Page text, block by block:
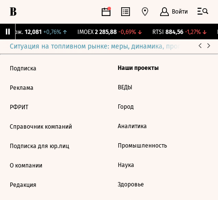
Войти
Бирж. 12,081 +0,76%↑ IMOEX 2 285,88 -0,69%↓ RTSI 884,56 -1,27%↓
Ситуация на топливном рынке: меры, динамика, прогнозы
Подписка
Реклама
РФРИТ
Справочник компаний
Подписка для юр.лиц
О компании
Редакция
Наши проекты
ВЕДЫ
Город
Аналитика
Промышленность
Наука
Здоровье